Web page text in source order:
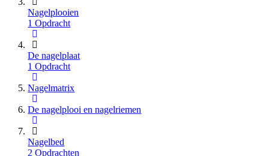
Nagelplooien
1 Opdracht
De nagelplaat
1 Opdracht
Nagelmatrix
De nagelplooi en nagelriemen
Nagelbed
2 Opdrachten